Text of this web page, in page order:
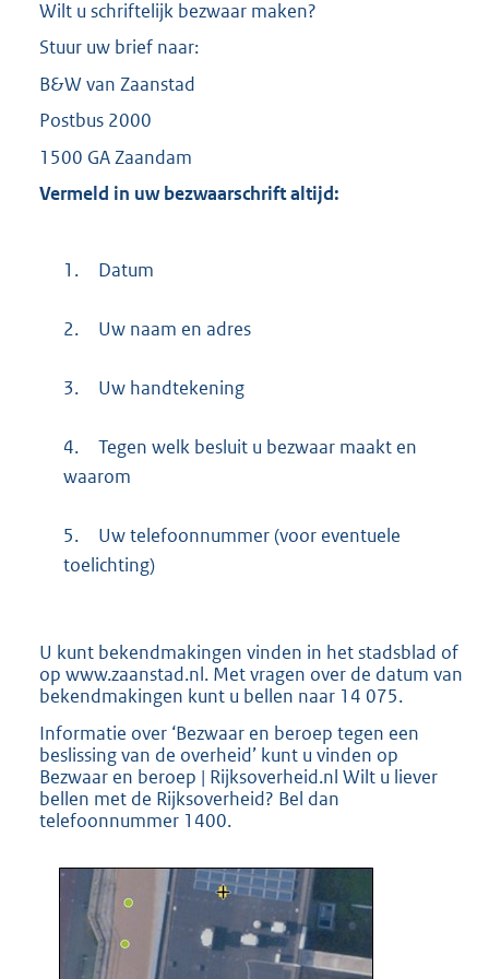
Wilt u schriftelijk bezwaar maken?
Stuur uw brief naar:
B&W van Zaanstad
Postbus 2000
1500 GA Zaandam
Vermeld in uw bezwaarschrift altijd:
1. Datum
2. Uw naam en adres
3. Uw handtekening
4.
Tegen welk besluit u bezwaar maakt en
waarom
5.
Uw telefoonnummer (voor eventuele
toelichting)
U kunt bekendmakingen vinden in het stadsblad of
op www.zaanstad.nl. Met vragen over de datum van
bekendmakingen kunt u bellen naar 14 075.
Informatie over ‘Bezwaar en beroep tegen een
beslissing van de overheid’ kunt u vinden op
Bezwaar en beroep | Rijksoverheid.nl Wilt u liever
bellen met de Rijksoverheid? Bel dan
telefoonnummer 1400.